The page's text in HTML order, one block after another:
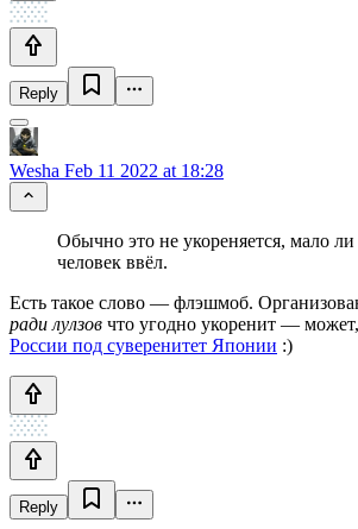
Reply
Wesha Feb 11 2022 at 18:28
Обычно это не укореняется, мало
человек ввёл.
Есть такое слово — флэшмоб.
ради лулзов что угодно укоренит —
России под суверенитет Японии :)
Reply